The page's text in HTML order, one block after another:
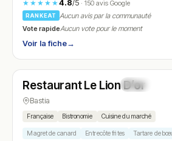
★★★★★4.8/5· 150 avis Google
RANKEAT
Aucun avis par la communauté
Vote rapideAucun vote pour le moment
Voir la fiche→
N° 16
Restaurant Le Lion D’or
Bastia
Française Bistronomie Cuisine du marché
Magret de canard Entrecôte frites Tartare de